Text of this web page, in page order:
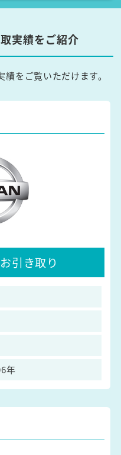
実績をご紹介
をご覧いただけます。
引き取り
年